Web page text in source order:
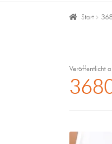
Start
Veröffentlicht